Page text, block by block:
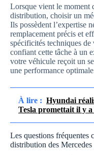
Lorsque vient le moment
distribution, choisir un
Ils possèdent l’expertise
remplacement précis et
spécificités techniques
confiant cette tâche à un
votre véhicule reçoit un
une performance
À lire : Hyundai
Tesla promettait il y a
Les questions fréquentes
distribution des Mercedes